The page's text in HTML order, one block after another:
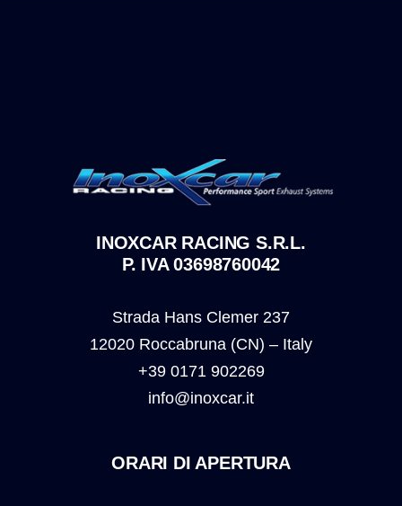
INOXCAR RACING S.R.L.
P. IVA 03698760042
Strada Hans Clemer 237
12020 Roccabruna (CN) – Italy
+39 0171 902269
info@inoxcar.it
ORARI DI APERTURA